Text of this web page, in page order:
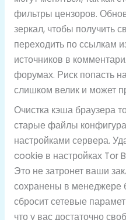
фильтры цензоров.
зеркал, чтобы получить
переходить по ссылкам
источников в
форумах. Риск попасть
слишком велик и может
Очистка кэша браузера
старые файлы
настройками сервера.
cookie в настройках Tor
Это не затронет ваши
сохранены в менеджере
сбросит сетевые
что у вас достаточно